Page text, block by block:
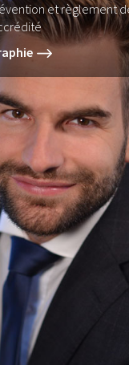
et règlement